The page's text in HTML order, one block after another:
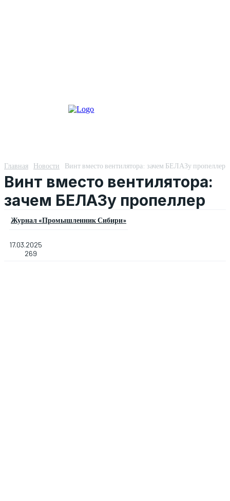
Главная Новости Винт вместо вентилятора: зачем БЕЛАЗу пропеллер
Винт вместо вентилятора:
зачем БЕЛАЗу пропеллер
Журнал «Промышленник Сибири»
17.03.2025
269